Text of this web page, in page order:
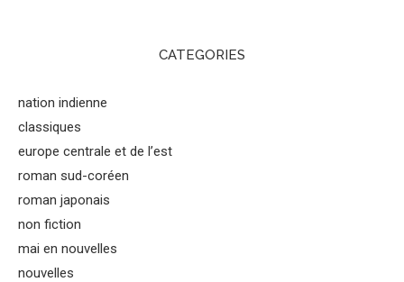
CATEGORIES
nation indienne
classiques
europe centrale et de l’est
roman sud-coréen
roman japonais
non fiction
mai en nouvelles
nouvelles